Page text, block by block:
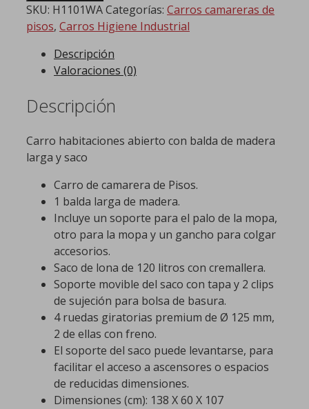
SKU: H1101WACategorías: Carros camareras de
pisos, Carros Higiene Industrial
Descripción
Valoraciones (0)
Descripción
Carro habitaciones abierto con balda de madera
larga y saco
Carro de camarera de Pisos.
1 balda larga de madera.
Incluye un soporte para el palo de la mopa,
otro para la mopa y un gancho para colgar
accesorios.
Saco de lona de 120 litros con cremallera.
Soporte movible del saco con tapa y 2 clips
de sujeción para bolsa de basura.
4 ruedas giratorias premium de Ø 125 mm,
2 de ellas con freno.
El soporte del saco puede levantarse, para
facilitar el acceso a ascensores o espacios
de reducidas dimensiones.
Dimensiones (cm): 138 X 60 X 107